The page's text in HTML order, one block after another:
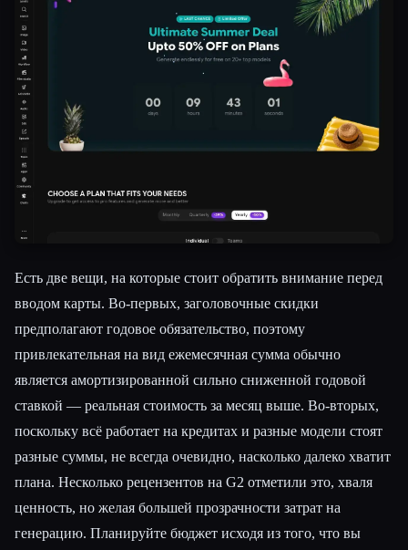
Есть две вещи, на которые стоит обратить внимание перед
вводом карты. Во-первых, заголовочные скидки
предполагают годовое обязательство, поэтому
привлекательная на вид ежемесячная сумма обычно
является амортизированной сильно сниженной годовой
ставкой — реальная стоимость за месяц выше. Во-вторых,
поскольку всё работает на кредитах и разные модели стоят
разные суммы, не всегда очевидно, насколько далеко хватит
плана. Несколько рецензентов на G2 отметили это, хваля
ценность, но желая большей прозрачности затрат на
генерацию. Планируйте бюджет исходя из того, что вы